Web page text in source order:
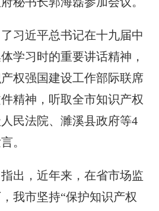
近平总书记在十九届中
学习时的重要讲话精神，
权强国建设工作部际联席
精神，听取全市知识产权
民法院、濉溪县政府等4
。
，近年来，在省市场监
我市坚持“保护知识产权